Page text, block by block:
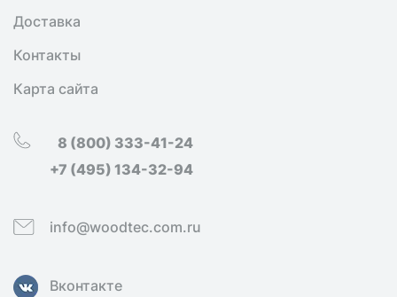
Доставка
Контакты
Карта сайта
8 (800) 333-41-24
+7 (495) 134-32-94
info@woodtec.com.ru
Вконтакте